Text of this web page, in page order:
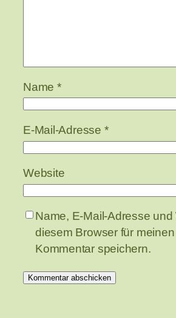
Name *
E-Mail-Adresse *
Website
Name, E-Mail-Adresse und
diesem Browser für
Kommentar speichern.